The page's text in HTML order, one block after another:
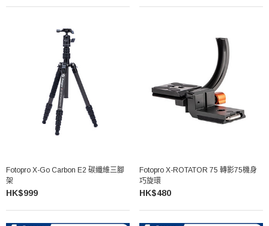
Fotopro X-Go Carbon E2 碳纖維三腳
架
HK$999
Fotopro X-ROTATOR 75 轉影75機身
巧旋環
HK$480